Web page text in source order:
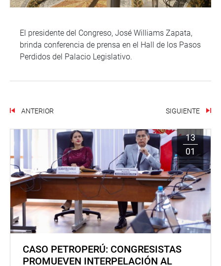
El presidente del Congreso, José Williams Zapata,
brinda conferencia de prensa en el Hall de los Pasos
Perdidos del Palacio Legislativo.
ANTERIOR SIGUIENTE
13
01
CASO PETROPERÚ: CONGRESISTAS
PROMUEVEN INTERPELACIÓN AL